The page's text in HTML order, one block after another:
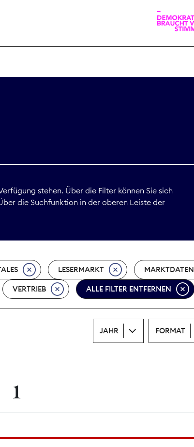
Print
stehen. Über die Filter können Sie sich
die Suchfunktion in der oberen Leiste der
LESERMARKT MARKTDATEN
VERTRIEB ALLE FILTER ENTFERNEN
JAHR FORMAT
1